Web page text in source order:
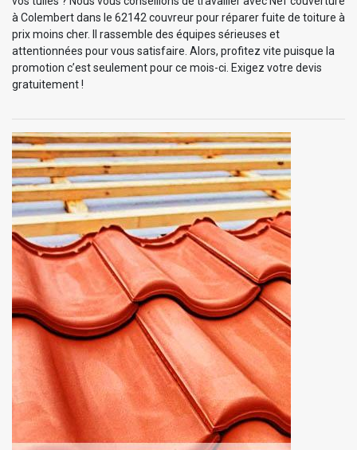
à Colembert dans le 62142 couvreur pour réparer fuite de toiture à
prix moins cher. Il rassemble des équipes sérieuses et
attentionnées pour vous satisfaire. Alors, profitez vite puisque la
promotion c’est seulement pour ce mois-ci. Exigez votre devis
gratuitement !